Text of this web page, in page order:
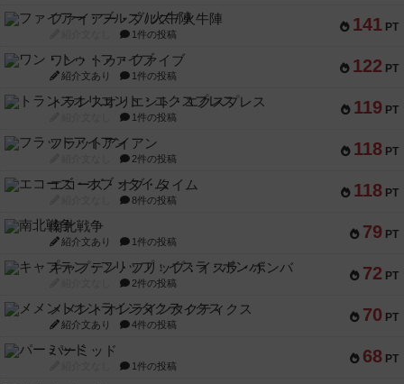
141 PT
ファイアー・ブルズ / 火牛陣
1件の投稿
122 PT
ワン・トゥ・ファイブ
紹介文あり 1件の投稿
119 PT
トランスオリエント・エクスプレス
1件の投稿
118 PT
フラットアイアン
2件の投稿
118 PT
エコーズ・オブ・タイム
8件の投稿
79 PT
南北戦争
紹介文あり 1件の投稿
72 PT
キャプテン・フリップ：イスラ・ボンバ
2件の投稿
70 PT
メメントオンラインタクティクス
紹介文あり 4件の投稿
68 PT
パーミッド
1件の投稿